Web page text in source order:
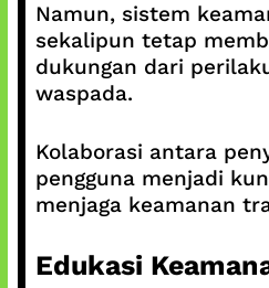
Namun, sistem
sekalipun tetap
dukungan dari
waspada.
Kolaborasi antara
pengguna menjadi
menjaga keamanan
Edukasi